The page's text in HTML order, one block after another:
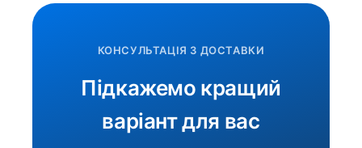
КОНСУЛЬТАЦІЯ З ДОСТАВКИ
Підкажемо кращий
варіант для вас